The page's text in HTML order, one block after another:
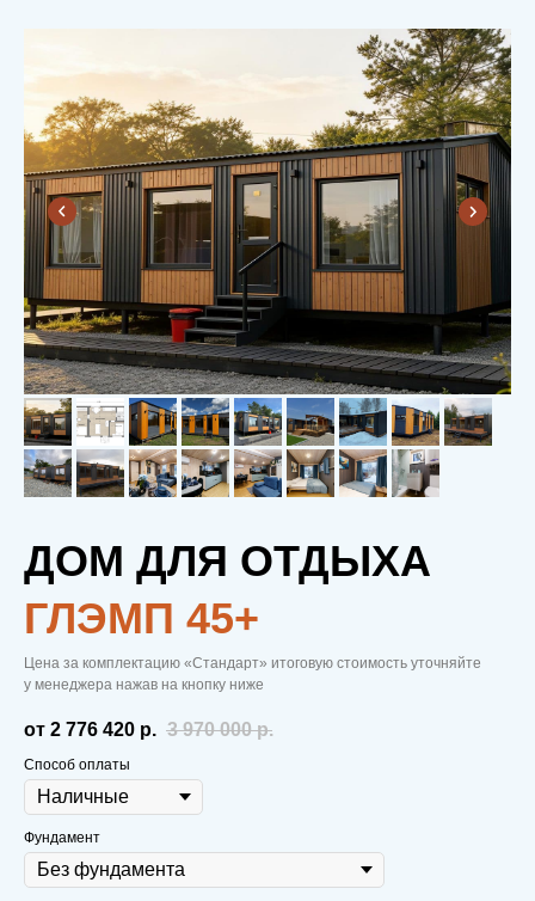
ДОМ ДЛЯ ОТДЫХА
ГЛЭМП 45+
Цена за комплектацию «Стандарт» итоговую стоимость уточняйте
у менеджера нажав на кнопку ниже
от 2 776 420 р. 3 970 000 р.
Способ оплаты
Фундамент